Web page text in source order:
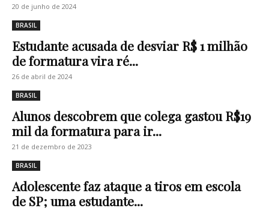
20 de junho de 2024
BRASIL
Estudante acusada de desviar R$ 1 milhão
de formatura vira ré...
26 de abril de 2024
BRASIL
Alunos descobrem que colega gastou R$19
mil da formatura para ir...
21 de dezembro de 2023
BRASIL
Adolescente faz ataque a tiros em escola
de SP; uma estudante...